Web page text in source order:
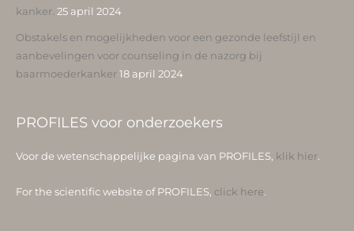
kanker. 25 april 2024
Obstakels en mogelijkheden voor een gezonde leefstijl en
aanbevelingen voor counseling in de nazorg bij
baarmoederkanker 18 april 2024
PROFILES voor onderzoekers
Voor de wetenschappelijke pagina van PROFILES, klik hier
For the scientific website of PROFILES, click here.